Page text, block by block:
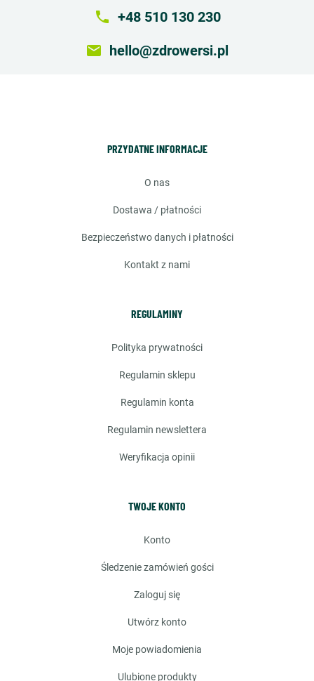
local_phone +48 510 130 230
email hello@zdrowersi.pl
PRZYDATNE INFORMACJE
o nas
dostawa / płatności
bezpieczeństwo danych i płatności
kontakt z nami
REGULAMINY
polityka prywatności
regulamin sklepu
regulamin konta
regulamin newslettera
weryfikacja opinii
TWOJE KONTO
konto
śledzenie zamówień gości
zaloguj się
utwórz konto
moje powiadomienia
ulubione produkty